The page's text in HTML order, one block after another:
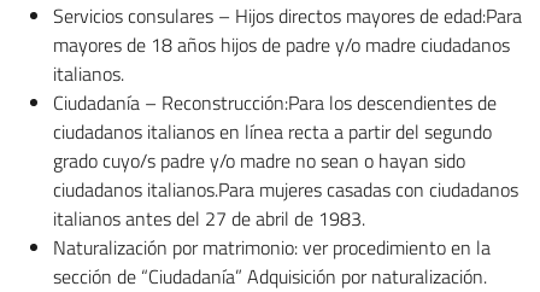
Servicios consulares – Hijos directos mayores de edad:Para
mayores de 18 años hijos de padre y/o madre ciudadanos
italianos.
Ciudadanía – Reconstrucción:Para los descendientes de
ciudadanos italianos en línea recta a partir del segundo
grado cuyo/s padre y/o madre no sean o hayan sido
ciudadanos italianos.Para mujeres casadas con ciudadanos
italianos antes del 27 de abril de 1983.
Naturalización por matrimonio: ver procedimiento en la
sección de “Ciudadanía” Adquisición por naturalización.